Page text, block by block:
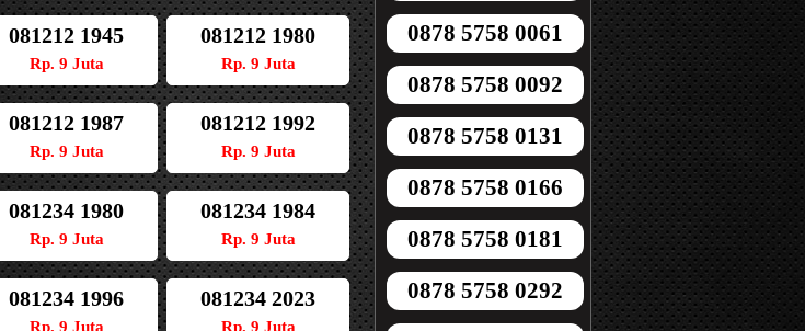
081212 1945
Rp. 9 Juta
081212 1980
Rp. 9 Juta
081212 1987
Rp. 9 Juta
081212 1992
Rp. 9 Juta
081234 1980
Rp. 9 Juta
081234 1984
Rp. 9 Juta
081234 1996
Rp. 9 Juta
081234 2023
Rp. 9 Juta
0878 5758 0061
0878 5758 0092
0878 5758 0131
0878 5758 0166
0878 5758 0181
0878 5758 0292